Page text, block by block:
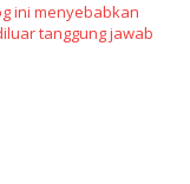
ini menyebabkan
tanggung jawab